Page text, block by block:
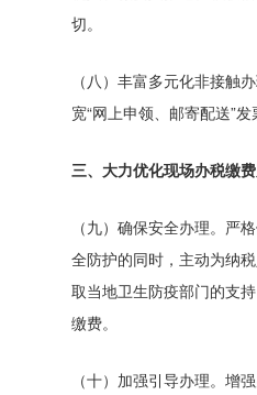
切。
（八）丰富多元化非接触办
宽“网上申领、邮寄配送”
三、大力优化现场办税缴
（九）确保安全办理。 严
全防护的同时，主动为纳
取当地卫生防疫部门的支
缴费。
（十）加强引导办理。 增